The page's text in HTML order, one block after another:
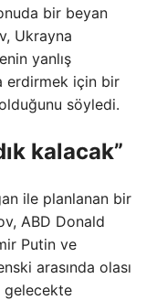
bir beyan
Ukrayna
yanlış
erdirmek için bir
söyledi.
kalacak”
ile planlanan bir
ABD Donald
Putin ve
arasında olası
gelecekte